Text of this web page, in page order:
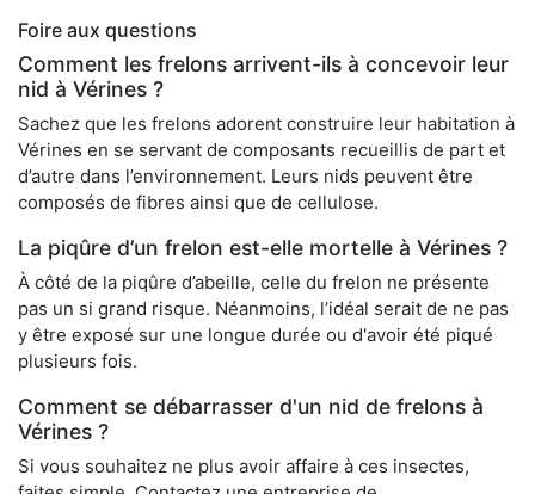
Foire aux questions
Comment les frelons arrivent-ils à concevoir leur
nid à Vérines ?
Sachez que les frelons adorent construire leur habitation à
Vérines en se servant de composants recueillis de part et
d’autre dans l’environnement. Leurs nids peuvent être
composés de fibres ainsi que de cellulose.
La piqûre d’un frelon est-elle mortelle à Vérines ?
À côté de la piqûre d’abeille, celle du frelon ne présente
pas un si grand risque. Néanmoins, l’idéal serait de ne pas
y être exposé sur une longue durée ou d'avoir été piqué
plusieurs fois.
Comment se débarrasser d'un nid de frelons à
Vérines ?
Si vous souhaitez ne plus avoir affaire à ces insectes,